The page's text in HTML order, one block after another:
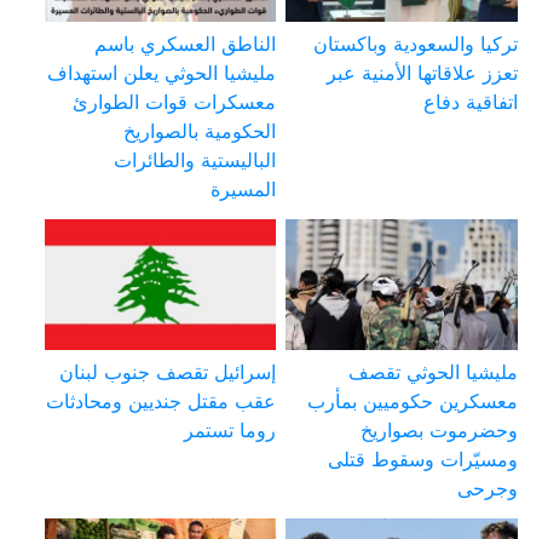
تركيا والسعودية وباكستان
تعزز علاقاتها الأمنية عبر
اتفاقية دفاع
الناطق العسكري باسم
مليشيا الحوثي يعلن استهداف
معسكرات قوات الطوارئ
الحكومية بالصواريخ
الباليستية والطائرات
المسيرة
مليشيا الحوثي تقصف
معسكرين حكوميين بمأرب
وحضرموت بصواريخ
ومسيّرات وسقوط قتلى
وجرحى
إسرائيل تقصف جنوب لبنان
عقب مقتل جنديين ومحادثات
روما تستمر